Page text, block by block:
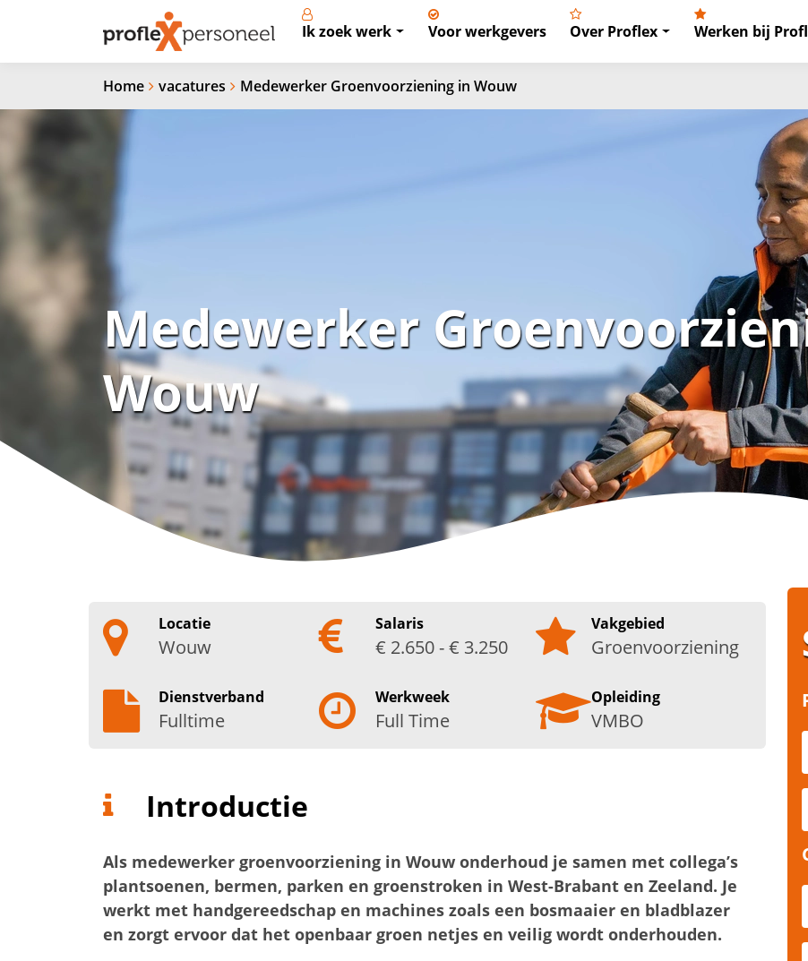
Ik zoek werk Voor werkgevers Over Proflex Werken bij
Home vacatures Medewerker Groenvoorziening in Wouw
Medewerker
Wouw
Locatie
Wouw
Salaris
€ 2.650 - € 3.250
Vakgebied
Groenvoorziening
Dienstverband
Fulltime
Werkweek
Full Time
Opleiding
VMBO
Introductie
Als medewerker groenvoorziening in Wouw onderhoud je samen met collega’s
plantsoenen, bermen, parken en groenstroken in West-Brabant en Zeeland. Je
werkt met handgereedschap en machines zoals een bosmaaier en bladblazer
en zorgt ervoor dat het openbaar groen netjes en veilig wordt onderhouden.